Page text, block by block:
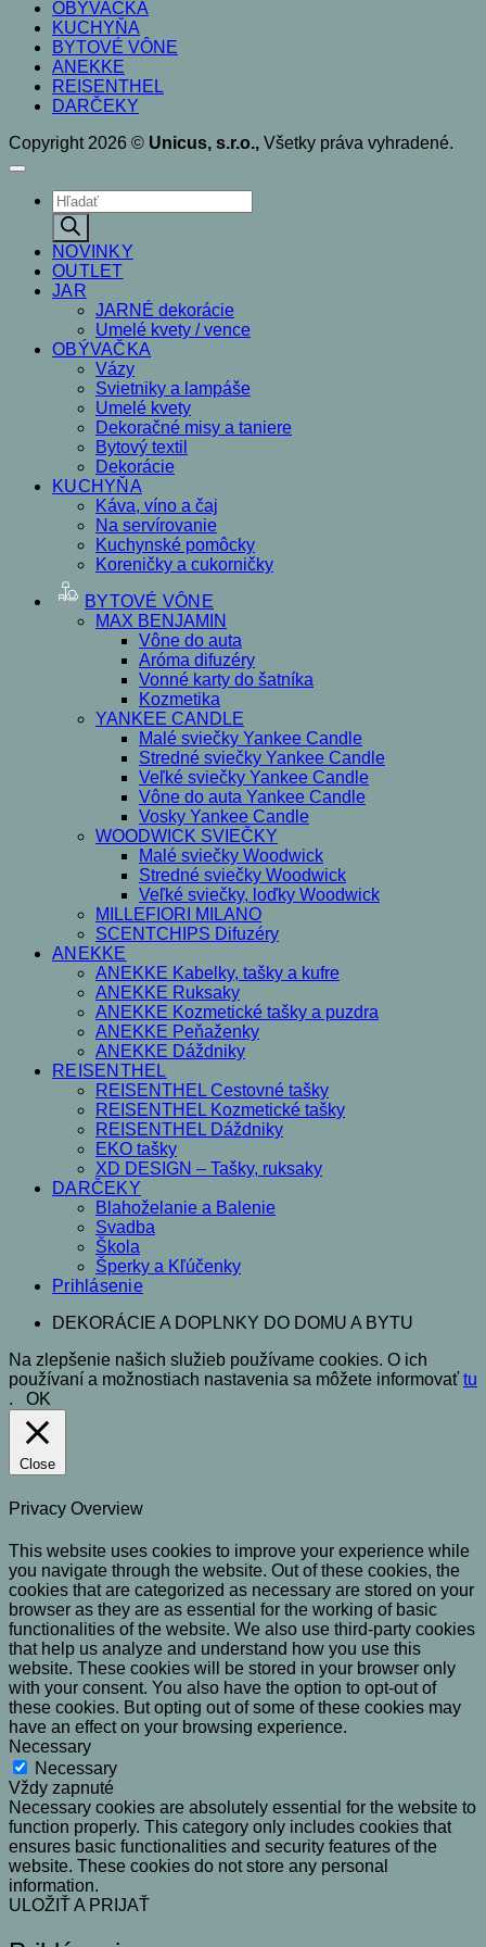
OBÝVAČKA
KUCHYŇA
BYTOVÉ VÔNE
ANEKKE
REISENTHEL
DARČEKY
Copyright 2026 © Unicus, s.r.o., Všetky práva vyhradené.
Products
search
NOVINKY
OUTLET
JAR
JARNÉ dekorácie
Umelé kvety / vence
OBÝVAČKA
Vázy
Svietniky a lampáše
Umelé kvety
Dekoračné misy a taniere
Bytový textil
Dekorácie
KUCHYŇA
Káva, víno a čaj
Na servírovanie
Kuchynské pomôcky
Koreničky a cukorničky
BYTOVÉ VÔNE
MAX BENJAMIN
Vône do auta
Aróma difuzéry
Vonné karty do šatníka
Kozmetika
YANKEE CANDLE
Malé sviečky Yankee Candle
Stredné sviečky Yankee Candle
Veľké sviečky Yankee Candle
Vône do auta Yankee Candle
Vosky Yankee Candle
WOODWICK SVIEČKY
Malé sviečky Woodwick
Stredné sviečky Woodwick
Veľké sviečky, loďky Woodwick
MILLEFIORI MILANO
SCENTCHIPS Difuzéry
ANEKKE
ANEKKE Kabelky, tašky a kufre
ANEKKE Ruksaky
ANEKKE Kozmetické tašky a puzdra
ANEKKE Peňaženky
ANEKKE Dáždniky
REISENTHEL
REISENTHEL Cestovné tašky
REISENTHEL Kozmetické tašky
REISENTHEL Dáždniky
EKO tašky
XD DESIGN – Tašky, ruksaky
DARČEKY
Blahoželanie a Balenie
Svadba
Škola
Šperky a Kľúčenky
Prihlásenie
DEKORÁCIE A DOPLNKY DO DOMU A BYTU
Na zlepšenie našich služieb používame cookies. O ich
používaní a možnostiach nastavenia sa môžete informovať tu
. OK
Close
Privacy Overview
This website uses cookies to improve your experience while
you navigate through the website. Out of these cookies, the
cookies that are categorized as necessary are stored on your
browser as they are as essential for the working of basic
functionalities of the website. We also use third-party cookies
that help us analyze and understand how you use this
website. These cookies will be stored in your browser only
with your consent. You also have the option to opt-out of
these cookies. But opting out of some of these cookies may
have an effect on your browsing experience.
Necessary
Necessary
Vždy zapnuté
Necessary cookies are absolutely essential for the website to
function properly. This category only includes cookies that
ensures basic functionalities and security features of the
website. These cookies do not store any personal
information.
ULOŽIŤ A PRIJAŤ